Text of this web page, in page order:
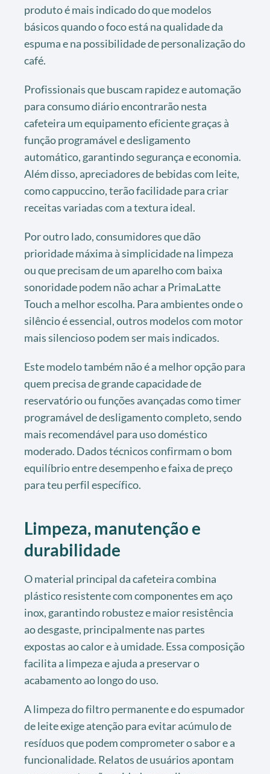
produto é mais indicado do que modelos
básicos quando o foco está na qualidade da
espuma e na possibilidade de personalização do
café.
Profissionais que buscam rapidez e automação
para consumo diário encontrarão nesta
cafeteira um equipamento eficiente graças à
função programável e desligamento
automático, garantindo segurança e economia.
Além disso, apreciadores de bebidas com leite,
como cappuccino, terão facilidade para criar
receitas variadas com a textura ideal.
Por outro lado, consumidores que dão
prioridade máxima à simplicidade na limpeza
ou que precisam de um aparelho com baixa
sonoridade podem não achar a PrimaLatte
Touch a melhor escolha. Para ambientes onde o
silêncio é essencial, outros modelos com motor
mais silencioso podem ser mais indicados.
Este modelo também não é a melhor opção para
quem precisa de grande capacidade de
reservatório ou funções avançadas como timer
programável de desligamento completo, sendo
mais recomendável para uso doméstico
moderado. Dados técnicos confirmam o bom
equilíbrio entre desempenho e faixa de preço
para teu perfil específico.
Limpeza, manutenção e
durabilidade
O material principal da cafeteira combina
plástico resistente com componentes em aço
inox, garantindo robustez e maior resistência
ao desgaste, principalmente nas partes
expostas ao calor e à umidade. Essa composição
facilita a limpeza e ajuda a preservar o
acabamento ao longo do uso.
A limpeza do filtro permanente e do espumador
de leite exige atenção para evitar acúmulo de
resíduos que podem comprometer o sabor e a
funcionalidade. Relatos de usuários apontam